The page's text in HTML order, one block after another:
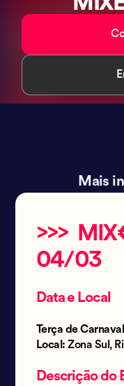
Mais
>>>
04/03
Data e Local
Terça de
Local: Zona Sul,
Descrição do